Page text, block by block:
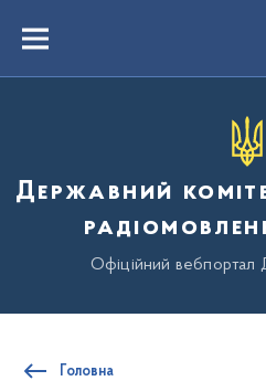
вмістуMenu
Державний
Офіційний вебпортал
Головна